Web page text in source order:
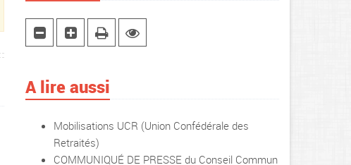
A lire aussi
Mobilisations UCR (Union Confédérale des
Retraités)
COMMUNIQUÉ DE PRESSE du Conseil Commun